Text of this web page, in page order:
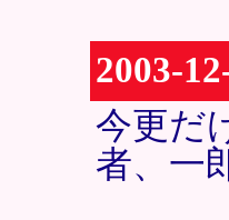
2003-
今更だ
者、一